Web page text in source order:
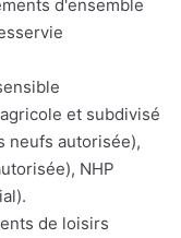
d'ensemble
et subdivisé
neufs autorisée),
NHP
de loisirs